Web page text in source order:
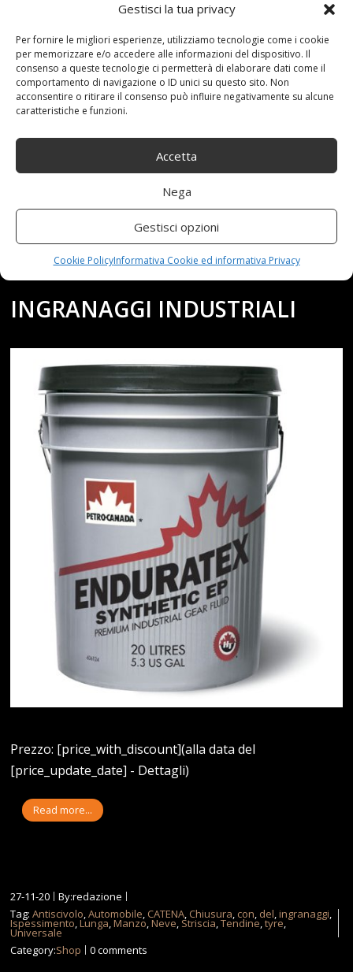
Gestisci la tua privacy
Per fornire le migliori esperienze, utilizziamo tecnologie come i cookie
per memorizzare e/o accedere alle informazioni del dispositivo. Il
consenso a queste tecnologie ci permetterà di elaborare dati come il
comportamento di navigazione o ID unici su questo sito. Non
acconsentire o ritirare il consenso può influire negativamente su alcune
caratteristiche e funzioni.
Accetta
Nega
Gestisci opzioni
Cookie PolicyInformativa Cookie ed informativa Privacy
Prezzo: [price_with_discount](alla data del
[price_update_date] - Dettagli)
Read more...
Tag:205L,Enduratex,industriali,ingranaggi,Olio,sintetico
ENDURATEX EP 460 205L
OLIO SINTETICO PER
INGRANAGGI INDUSTRIALI
Prezzo: [price_with_discount](alla data del
[price_update_date] - Dettagli)
Read more...
27-11-20
By:redazione
Tag:Antiscivolo,Automobile, CATENA, Chiusura, con, del,ingranaggi,
Ispessimento,Lunga,Manzo,Neve, Striscia,Tendine,tyre,
Universale
Category:Shop 0 comments